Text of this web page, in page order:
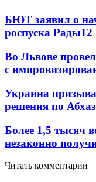
БЮТ заявил о
роспуска Рады12
Во Львове
с
Украина
решения по
Более 1,5 тысяч
незаконно
Читать комментарии